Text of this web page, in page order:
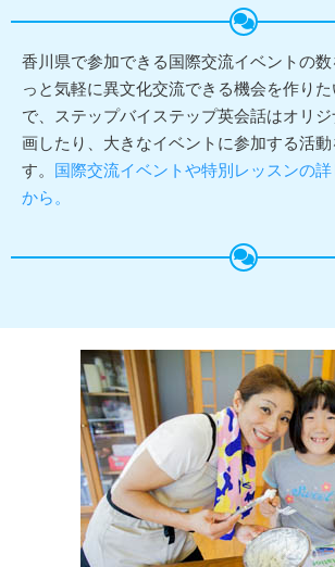
香川県で参加できる国際交流イベントの
っと気軽に異文化交流できる機会を作り
で、ステップバイステップ英会話はオリ
画したり、大きなイベントに参加する活
す。 国際交流イベントや特別レッスンの
から。